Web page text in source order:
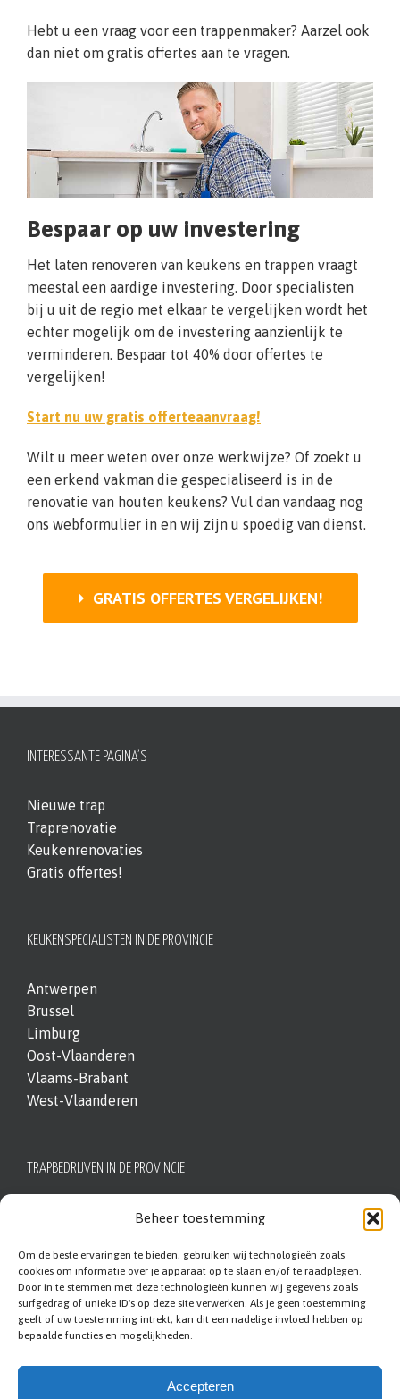
Beheer toestemming
Om de beste ervaringen te bieden, gebruiken wij technologieën zoals
cookies om informatie over je apparaat op te slaan en/of te raadplegen.
Door in te stemmen met deze technologieën kunnen wij gegevens zoals
surfgedrag of unieke ID's op deze site verwerken. Als je geen toestemming
geeft of uw toestemming intrekt, kan dit een nadelige invloed hebben op
bepaalde functies en mogelijkheden.
Accepteren
Hebt u een vraag voor een trappenmaker? Aarzel ook
dan niet om gratis offertes aan te vragen.
Bespaar op uw investering
Het laten renoveren van keukens en trappen vraagt
meestal een aardige investering. Door specialisten
bij u uit de regio met elkaar te vergelijken wordt het
echter mogelijk om de investering aanzienlijk te
verminderen. Bespaar tot 40% door offertes te
vergelijken!
Start nu uw gratis offerteaanvraag!
Wilt u meer weten over onze werkwijze? Of zoekt u
een erkend vakman die gespecialiseerd is in de
renovatie van houten keukens? Vul dan vandaag nog
ons webformulier in en wij zijn u spoedig van dienst.
GRATIS OFFERTES VERGELIJKEN!
INTERESSANTE PAGINA’S
Nieuwe trap
Traprenovatie
Keukenrenovaties
Gratis offertes!
KEUKENSPECIALISTEN IN DE PROVINCIE
Antwerpen
Brussel
Limburg
Oost-Vlaanderen
Vlaams-Brabant
West-Vlaanderen
TRAPBEDRIJVEN IN DE PROVINCIE
Limburg
Oost-Vlaanderen
Vlaams-Brabant
West-Vlaanderen